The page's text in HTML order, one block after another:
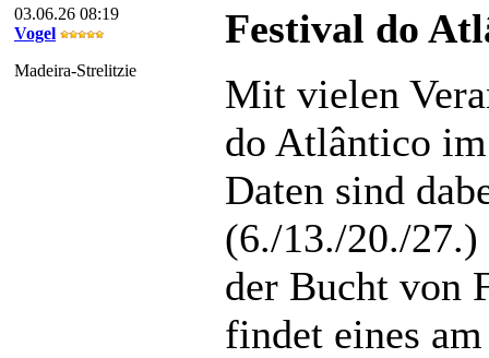
03.06.26 08:19
Vogel
Madeira-Strelitzie
Festival do
Mit vielen
do Atlântico
Daten sind
(6./13./20./
der Bucht von
findet eines